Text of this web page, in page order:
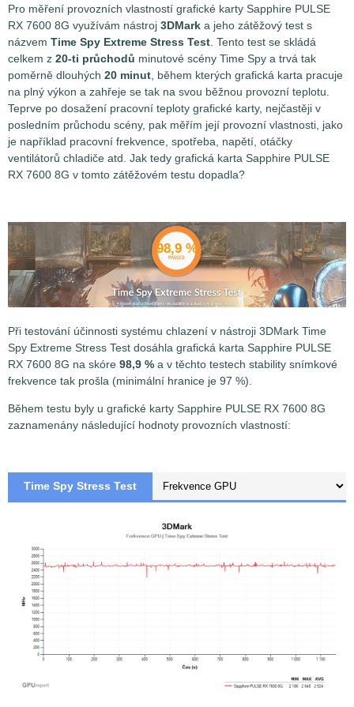
Pro měření provozních vlastností grafické karty Sapphire PULSE
RX 7600 8G využívám nástroj 3DMark a jeho zátěžový test s
názvem Time Spy Extreme Stress Test . Tento test se skládá
celkem z 20-ti průchodů minutové scény Time Spy a trvá tak
poměrně dlouhých 20 minut , během kterých grafická karta pracuje
na plný výkon a zahřeje se tak na svou běžnou provozní teplotu.
Teprve po dosažení pracovní teploty grafické karty, nejčastěji v
posledním průchodu scény, pak měřím její provozní vlastnosti, jako
je například pracovní frekvence, spotřeba, napětí, otáčky
ventilátorů chladiče atd. Jak tedy grafická karta Sapphire PULSE
RX 7600 8G v tomto zátěžovém testu dopadla?
98,9 %
Při testování účinnosti systému chlazení v nástroji 3DMark Time
Spy Extreme Stress Test dosáhla grafická karta Sapphire PULSE
RX 7600 8G na skóre 98,9 % a v těchto testech stability snímkové
frekvence tak prošla (minimální hranice je 97 %).
Během testu byly u grafické karty Sapphire PULSE RX 7600 8G
zaznamenány následující hodnoty provozních vlastností:
Time Spy Stress Test